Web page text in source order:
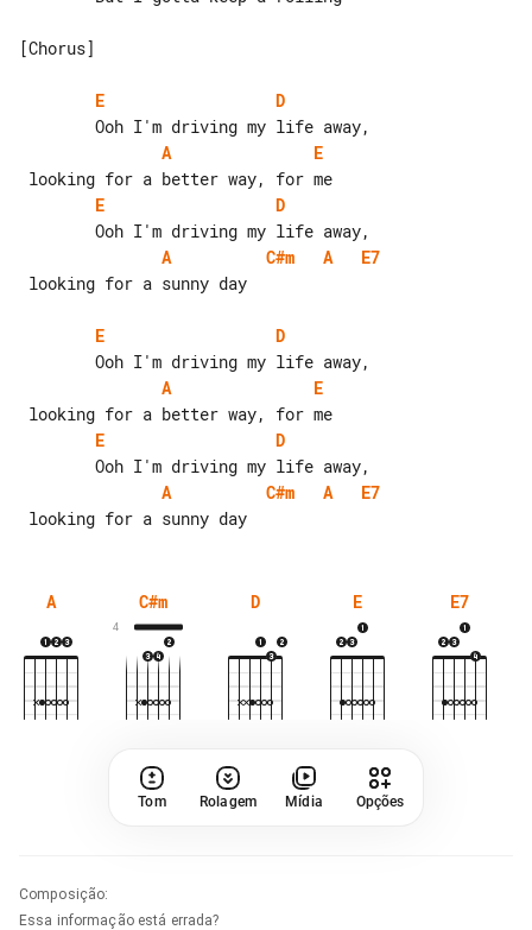
[Chorus]
E
D
A
E
E
D
A
C#m A
E7
E
D
A
E
E
D
A
C#m A
E7
A C#m
4
D E E7
Tom Rolagem Mídia Opções
Composição:
Essa informação está errada?